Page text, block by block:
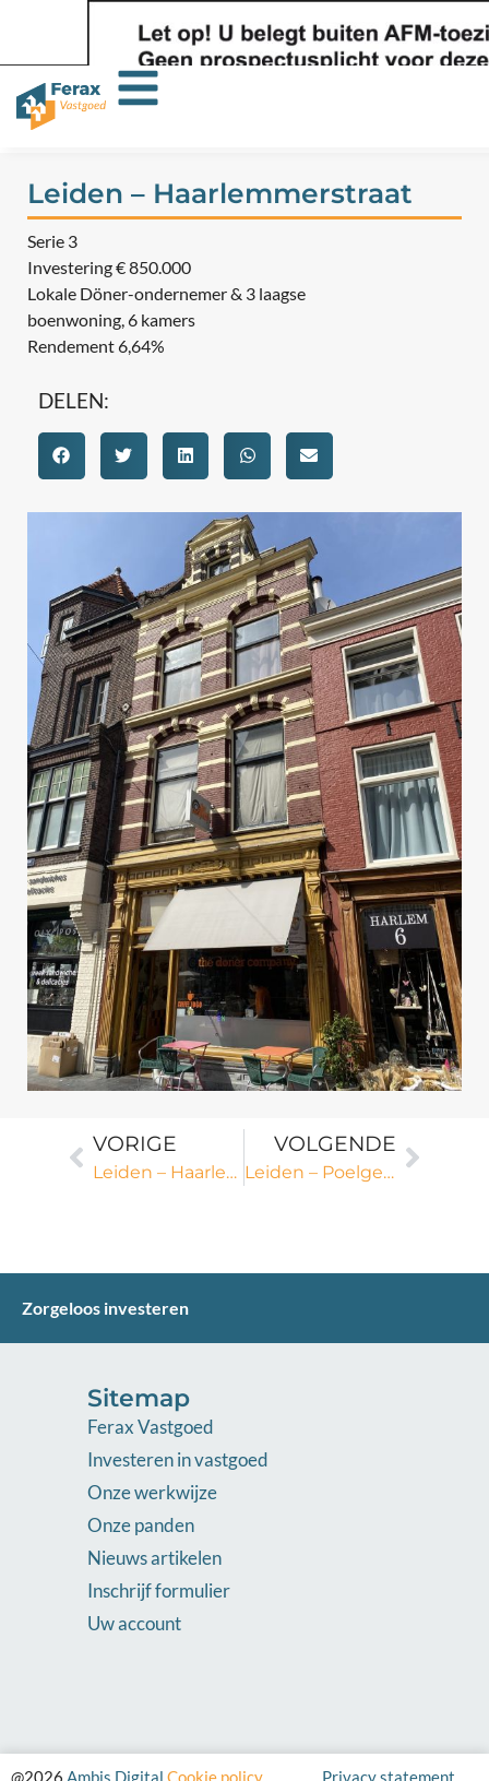
Leiden – Haarlemmerstraat
Serie 3
Investering € 850.000
Lokale Döner-ondernemer & 3 laagse
boenwoning, 6 kamers
Rendement 6,64%
DELEN:
VORIGE
Leiden – Haarlemmerstraat
VOLGENDE
Leiden – Poelgeeststraat
Zorgeloos investeren
Sitemap
Ferax Vastgoed
Investeren in vastgoed
Onze werkwijze
Onze panden
Nieuws artikelen
Inschrijf formulier
Uw account
@2026 Ambis Digital Cookie policy Privacy statement